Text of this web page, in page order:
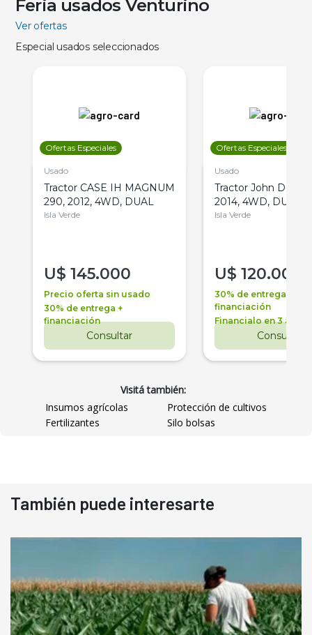
Feria usados Venturino
Ver ofertas
Especial usados seleccionados
Ofertas Especiales
Usado
Tractor CASE IH MAGNUM
290, 2012, 4WD, DUAL
Isla Verde
U$ 145.000
Precio oferta sin usado
30% de entrega +
financiación
Consultar
Ofertas Especiales
Usado
Tractor John Deere
2014, 4WD, DUAL
Isla Verde
U$ 120.000
30% de entrega +
financiación
Financialo en 3 años
Consultar
Visitá también:
Insumos agrícolas
Protección de cultivos
Fertilizantes
Silo bolsas
También puede interesarte